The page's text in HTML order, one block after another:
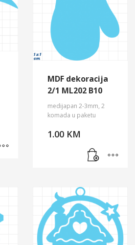
MDF dekoracija
2/1 ML202 B10
medijapan 2-3mm, 2
komada u paketu
1.00 KM